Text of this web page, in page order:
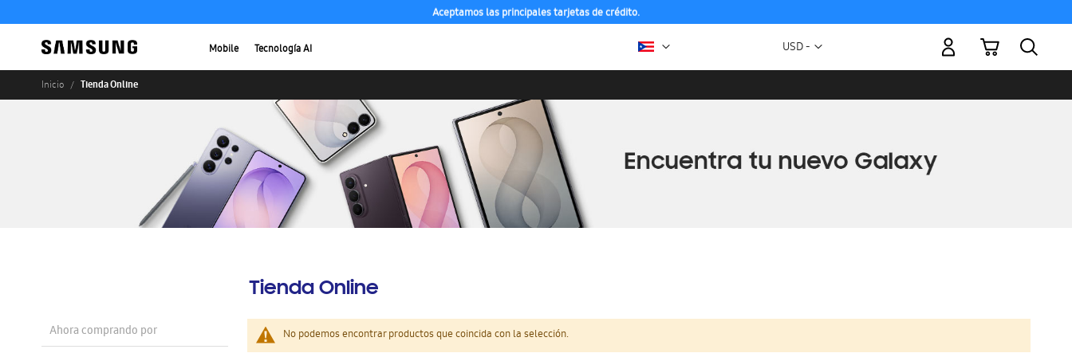
Aceptamos las principales tarjetas de crédito.
Mobile Tecnología AI Moneda
USD -
Mi carrito
Inicio Tienda Online
Tienda Online
No podemos encontrar productos que coincida con la selección.
Ahora comprando por